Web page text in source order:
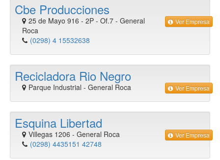
Cbe Producciones
25 de Mayo 916 - 2P - Of.7 - General
Roca
(0298) 4 15532638
Ver Empresa
Recicladora Rio Negro
Parque Industrial - General Roca Ver Empresa
Esquina Libertad
Villegas 1206 - General Roca
(0298) 4435151 42748
Ver Empresa